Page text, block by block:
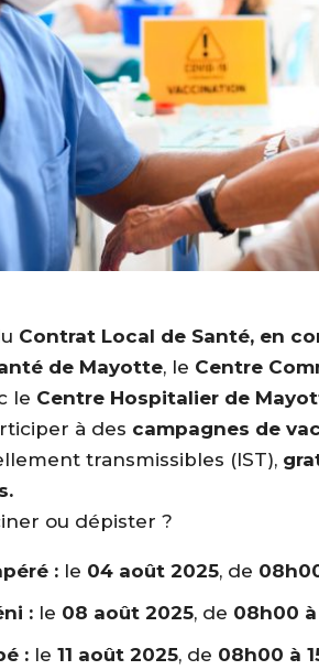
Contrat Local de Santé, en
de Mayotte, le Centre
le Centre Hospitalier de
à des campagnes de
transmissibles (IST),
ou dépister ?
: le 04 août 2025, de
: le 08 août 2025, de 08h00 à
: le 11 août 2025, de 08h00 à